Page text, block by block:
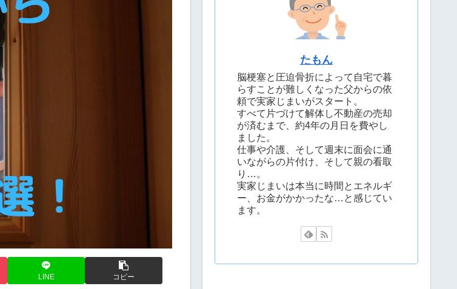
LINE コピー
たもん
脳梗塞と圧迫骨折によって自宅で暮
らすことが難しくなった父からの依
頼で実家じまいがスタート。
すべて片づけて解体し不動産の売却
が済むまで、約4年の月日を費やし
ました。
仕事や介護、そして週末に面会に通
いながらの片付け、そして親の看取
り…。
実家じまいは本当に時間とエネルギ
ー、お金がかかったな…と感じてい
ます。